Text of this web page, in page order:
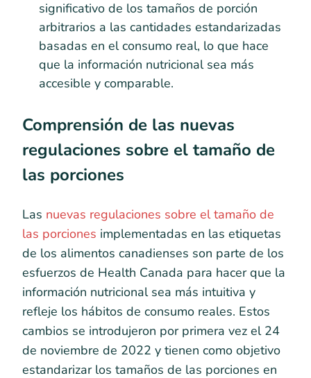
significativo de los tamaños de porción
arbitrarios a las cantidades estandarizadas
basadas en el consumo real, lo que hace
que la información nutricional sea más
accesible y comparable.
Comprensión de las nuevas
regulaciones sobre el tamaño de
las porciones
Las nuevas regulaciones sobre el tamaño de
las porciones implementadas en las etiquetas
de los alimentos canadienses son parte de los
esfuerzos de Health Canada para hacer que la
información nutricional sea más intuitiva y
refleje los hábitos de consumo reales. Estos
cambios se introdujeron por primera vez el 24
de noviembre de 2022 y tienen como objetivo
estandarizar los tamaños de las porciones en